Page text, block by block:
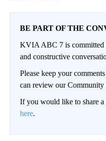
BE PART OF THE
KVIA ABC 7 is
and constructive
Please keep your
can review our
If you would like to share a
here.